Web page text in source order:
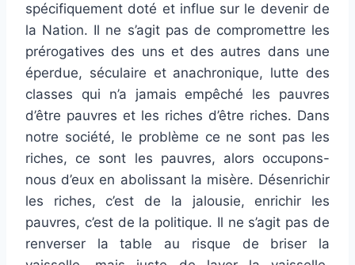
spécifiquement doté et influe sur le devenir de
la Nation. Il ne s’agit pas de compromettre les
prérogatives des uns et des autres dans une
éperdue, séculaire et anachronique, lutte des
classes qui n’a jamais empêché les pauvres
d’être pauvres et les riches d’être riches. Dans
notre société, le problème ce ne sont pas les
riches, ce sont les pauvres, alors occupons-
nous d’eux en abolissant la misère. Désenrichir
les riches, c’est de la jalousie, enrichir les
pauvres, c’est de la politique. Il ne s’agit pas de
renverser la table au risque de briser la